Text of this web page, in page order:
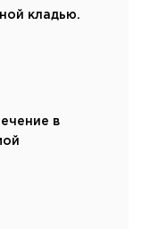
кладью.
в